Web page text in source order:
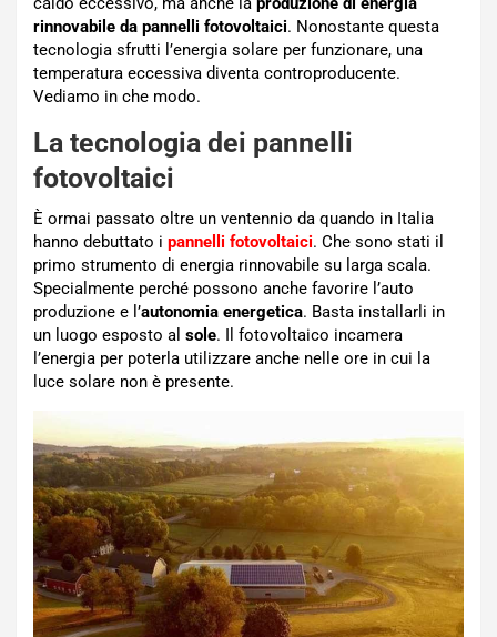
rinnovabile da pannelli fotovoltaici. Nonostante questa
tecnologia sfrutti l’energia solare per funzionare, una
temperatura eccessiva diventa controproducente.
Vediamo in che modo.
La tecnologia dei pannelli
fotovoltaici
È ormai passato oltre un ventennio da quando in Italia
hanno debuttato i pannelli fotovoltaici. Che sono stati il
primo strumento di energia rinnovabile su larga scala.
Specialmente perché possono anche favorire l’auto
produzione e l’autonomia energetica. Basta installarli in
un luogo esposto al sole. Il fotovoltaico incamera
l’energia per poterla utilizzare anche nelle ore in cui la
luce solare non è presente.